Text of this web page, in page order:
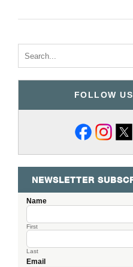
FOLLOW
NEWSLETTER
Name
First
Last
Email